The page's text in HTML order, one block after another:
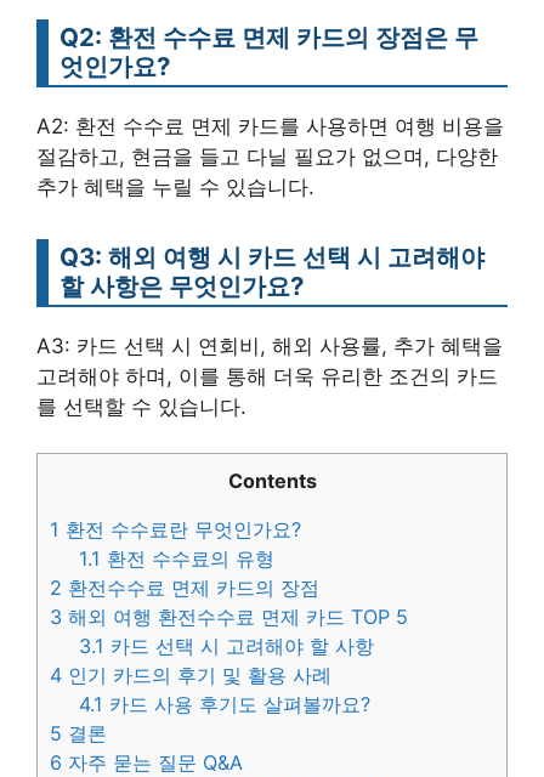
Q2: 환전 수수료 면제 카드의 장점은 무
엇인가요?
A2: 환전 수수료 면제 카드를 사용하면 여행 비용을
절감하고, 현금을 들고 다닐 필요가 없으며, 다양한
추가 혜택을 누릴 수 있습니다.
Q3: 해외 여행 시 카드 선택 시 고려해야
할 사항은 무엇인가요?
A3: 카드 선택 시 연회비, 해외 사용률, 추가 혜택을
고려해야 하며, 이를 통해 더욱 유리한 조건의 카드
를 선택할 수 있습니다.
Contents
1 환전 수수료란 무엇인가요?
1.1 환전 수수료의 유형
2 환전수수료 면제 카드의 장점
3 해외 여행 환전수수료 면제 카드 TOP 5
3.1 카드 선택 시 고려해야 할 사항
4 인기 카드의 후기 및 활용 사례
4.1 카드 사용 후기도 살펴볼까요?
5 결론
6 자주 묻는 질문 Q&A